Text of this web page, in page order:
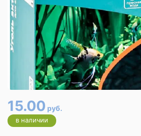
15.00 руб.
в наличии